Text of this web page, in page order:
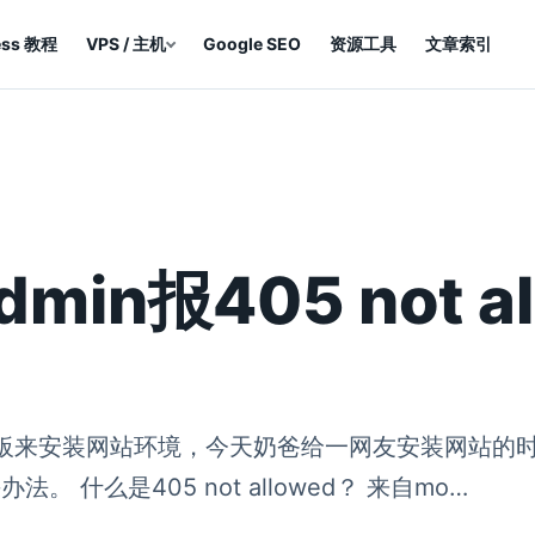
教程 VPS / 主机 Google SEO 资源工具 文章索引
报405 not
安装网站环境，今天奶爸给一网友安装网站
法。 什么是405 not allowed？ 来自mo…